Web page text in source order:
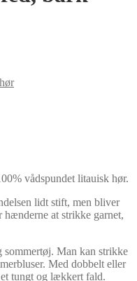
hør
vådspundet litauisk hør.
lidt stift, men bliver
at strikke garnet,
sommertøj. Man kan strikke
Med dobbelt eller
tungt og lækkert fald.